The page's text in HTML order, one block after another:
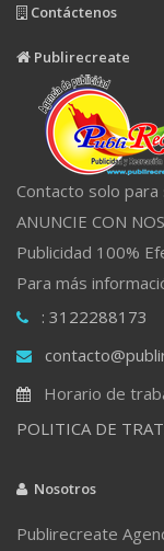
Contáctenos
Publirecreate
Contacto solo para
ANUNCIE CON
Publicidad 100%
Para más
: 3122288173
Horario de
POLITICA DE
Nosotros
Publirecreate